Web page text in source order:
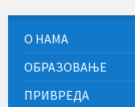
О НАМА
ОБРАЗОВАЊЕ
ПРИВРЕДА